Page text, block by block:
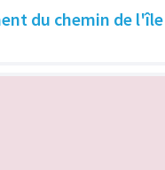
du chemin de l'île